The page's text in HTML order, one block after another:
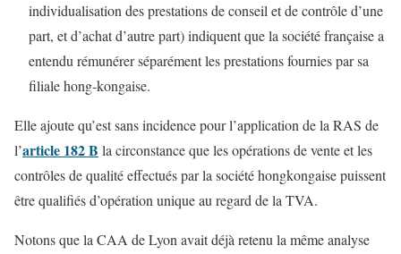
individualisation des prestations de conseil et de contrôle d’une
part, et d’achat d’autre part) indiquent que la société française a
entendu rémunérer séparément les prestations fournies par sa
filiale hong-kongaise.
Elle ajoute qu’est sans incidence pour l’application de la RAS de
l’article 182 B la circonstance que les opérations de vente et les
contrôles de qualité effectués par la société hongkongaise puissent
être qualifiés d’opération unique au regard de la TVA.
Notons que la CAA de Lyon avait déjà retenu la même analyse